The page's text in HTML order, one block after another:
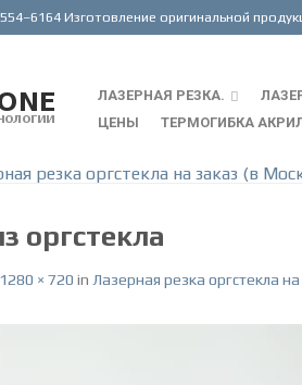
ЛАЗЕРНАЯ РЕЗКА.
ЦЕНЫ
ТЕРМОГИБКА
резка оргстекла на заказ (в
оргстекла
1280 × 720 in Лазерная резка оргстекла